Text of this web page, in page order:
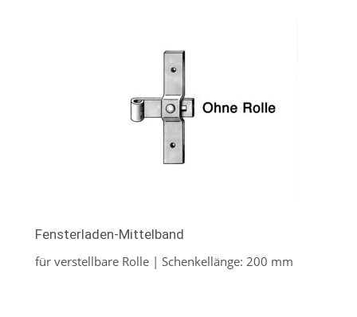
Fensterladen-Mittelband
für verstellbare Rolle | Schenkellänge: 200 mm